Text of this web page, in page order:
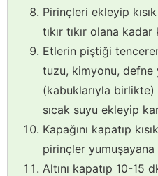
Pirinçleri ekleyip
tıkır tıkır olana
Etlerin piştiği
tuzu, kimyonu, defne
(kabuklarıyla
sıcak suyu ekleyip
Kapağını kapatıp
pirinçler
Altını kapatıp 10-15